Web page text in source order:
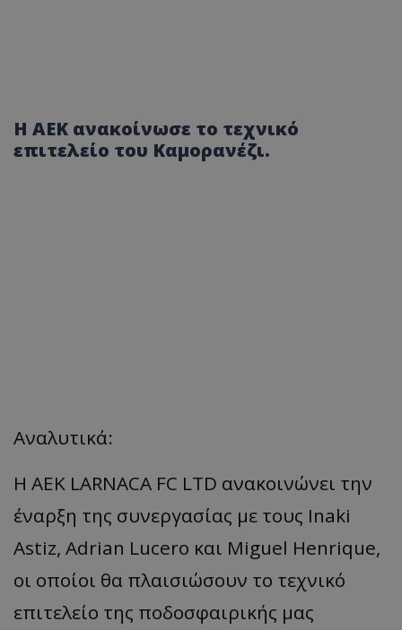
Η ΑΕΚ ανακοίνωσε το τεχνικό
επιτελείο του Καμορανέζι.
Αναλυτικά:
Η AEK LARNACA FC LTD ανακοινώνει την
έναρξη της συνεργασίας με τους Inaki
Astiz, Adrian Lucero και Miguel Henrique,
οι οποίοι θα πλαισιώσουν το τεχνικό
επιτελείο της ποδοσφαιρικής μας